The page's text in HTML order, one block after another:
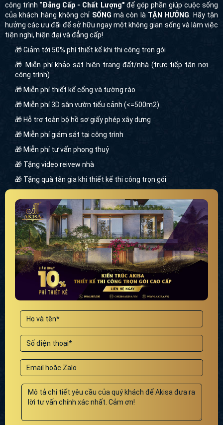
công trình "Đẳng Cấp - Chất Lượng"để góp phần giúp cuộc sống
của khách hàng không chỉ SỐNG mà còn là TẬN HƯỞNG . Hãy tận
hưởng các ưu đãi để sở hữu ngay một không gian sống và làm việc
tiện nghi, hiện đại và đẳng cấp!
🎁 Giảm tới 50% phí thiết kế khi thi công trọn gói
🎁 Miễn phí khảo sát hiện trạng đất/nhà (trực tiếp tận nơi
công trình)
🎁 Miễn phí thiết kế cổng và tường rào
🎁 Miễn phí 3D sân vườn tiểu cảnh (<=500m2)
🎁 Hỗ trợ toàn bộ hồ sơ giấy phép xây dựng
🎁 Miễn phí giám sát tại công trình
🎁 Miễn phí tư vấn phong thuỷ
🎁 Tặng video reivew nhà
🎁 Tặng quà tân gia khi thiết kế thi công trọn gói